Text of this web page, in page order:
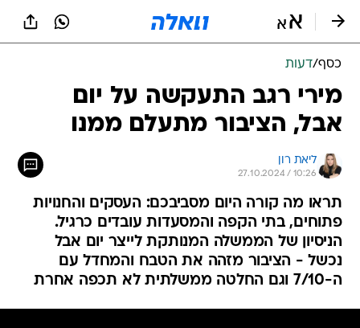
כסף/דעות
מירי רגב התעקשה על יום
אבל, הציבור מתעלם ממנו
ליאת רון
27.10.2024 / 10:26
תראו מה קורה היום מסביבכם: העסקים והחנויות
פתוחים, בתי הקפה והמסעדות עובדים כרגיל.
הניסיון של הממשלה המנותקת לייצר יום אבל
נכשל - הציבור מזהה את הטבח והמחדל עם
ה-7/10 וגם החלטה ממשלתית לא תכפה אחרת